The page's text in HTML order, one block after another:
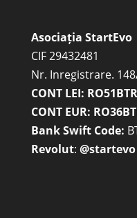
Asociația StartEvo
CIF 29432481
Nr. Inregistrare.
CONT LEI:
CONT EUR:
Bank Swift Code:
Revolut: @startevo